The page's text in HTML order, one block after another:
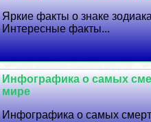
Яркие факты о знаке
Интересные факты...
Инфографика о самых
мире
Инфографика о самых